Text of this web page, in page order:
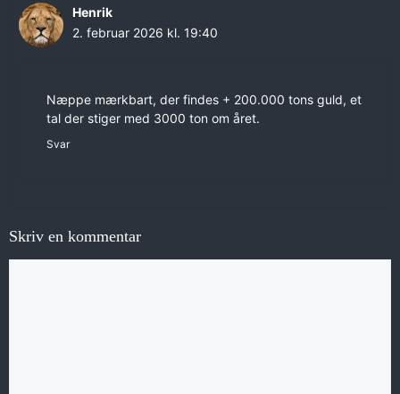
Henrik
2. februar 2026 kl. 19:40
Næppe mærkbart, der findes + 200.000 tons guld, et
tal der stiger med 3000 ton om året.
Svar
Skriv en kommentar